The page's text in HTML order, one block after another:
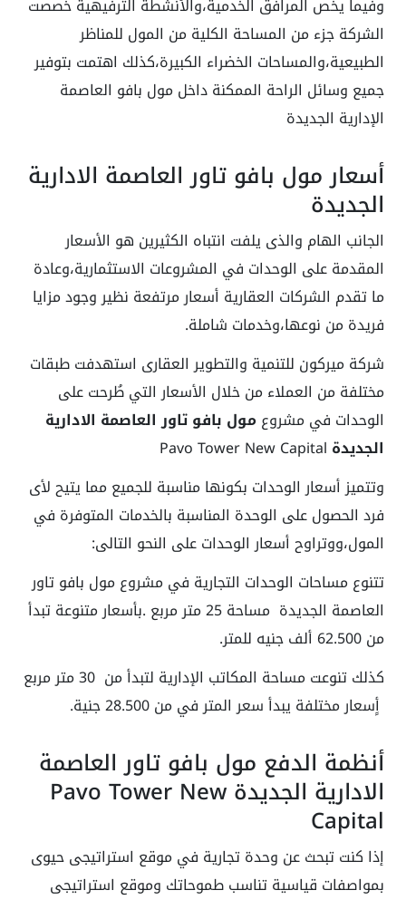
وفيما يخص المرافق الخدمية،والأنشطة الترفيهية خصصت
الشركة جزء من المساحة الكلية من المول للمناظر
الطبيعية،والمساحات الخضراء الكبيرة،كذلك اهتمت بتوفير
جميع وسائل الراحة الممكنة داخل مول بافو العاصمة
الإدارية الجديدة
أسعار مول بافو تاور العاصمة الادارية
الجديدة
الجانب الهام والذى يلفت انتباه الكثيرين هو الأسعار
المقدمة على الوحدات في المشروعات الاستثمارية،وعادة
ما تقدم الشركات العقارية أسعار مرتفعة نظير وجود مزايا
فريدة من نوعها،وخدمات شاملة.
شركة ميركون للتنمية والتطوير العقارى استهدفت طبقات
مختلفة من العملاء من خلال الأسعار التي طُرحت على
الوحدات في مشروعمول بافو تاور العاصمة الادارية
الجديدة
وتتميز أسعار الوحدات بكونها مناسبة للجميع مما يتيح لأى
فرد الحصول على الوحدة المناسبة بالخدمات المتوفرة في
المول،ووتراوح أسعار الوحدات على النحو التالى:
تتنوع مساحات الوحدات التجارية في مشروع مول بافو تاور
العاصمة الجديدة مساحة 25 متر مربع .بأسعار متنوعة تبدأ
من 62.500 ألف جنيه للمتر.
كذلك تنوعت مساحة المكاتب الإدارية لتبدأ من 30 متر مربع
أٍسعار مختلفة يبدأ سعر المتر في من 28.500 جنية.
أنظمة الدفع مول بافو تاور العاصمة
الادارية الجديدة Pavo Tower New
Capital
إذا كنت تبحث عن وحدة تجارية في موقع استراتيجى حيوى
بمواصفات قياسية تناسب طموحاتك وموقع استراتيجى